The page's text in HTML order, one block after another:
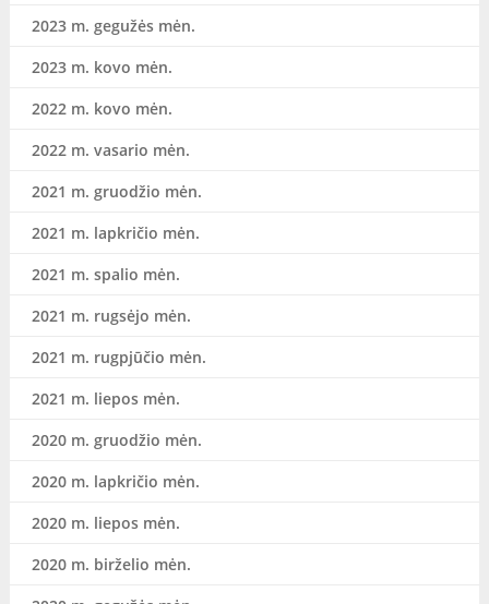
2023 m. gegužės mėn.
2023 m. kovo mėn.
2022 m. kovo mėn.
2022 m. vasario mėn.
2021 m. gruodžio mėn.
2021 m. lapkričio mėn.
2021 m. spalio mėn.
2021 m. rugsėjo mėn.
2021 m. rugpjūčio mėn.
2021 m. liepos mėn.
2020 m. gruodžio mėn.
2020 m. lapkričio mėn.
2020 m. liepos mėn.
2020 m. birželio mėn.